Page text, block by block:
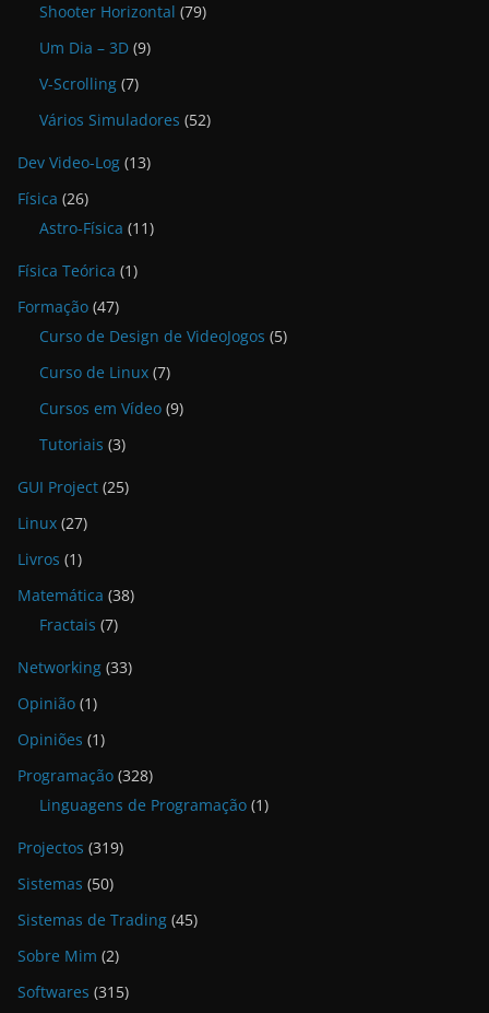
Shooter Horizontal (79)
Um Dia – 3D (9)
V-Scrolling (7)
Vários Simuladores (52)
Dev Video-Log (13)
Física (26)
Astro-Física (11)
Física Teórica (1)
Formação (47)
Curso de Design de VideoJogos (5)
Curso de Linux (7)
Cursos em Vídeo (9)
Tutoriais (3)
GUI Project (25)
Linux (27)
Livros (1)
Matemática (38)
Fractais (7)
Networking (33)
Opinião (1)
Opiniões (1)
Programação (328)
Linguagens de Programação (1)
Projectos (319)
Sistemas (50)
Sistemas de Trading (45)
Sobre Mim (2)
Softwares (315)